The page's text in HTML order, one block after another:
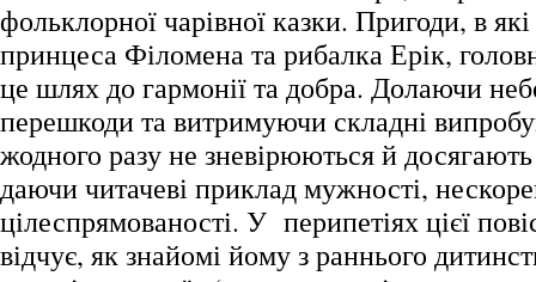
фольклорної чарівної казки. Пригоди, в
принцеса Філомена та рибалка Ерік,
це шлях до гармонії та добра. Долаючи
перешкоди та витримуючи складні
жодного разу не зневірюються й
даючи читачеві приклад мужності,
цілеспрямованості. У перипетіях цієї
відчує, як знайомі йому з раннього